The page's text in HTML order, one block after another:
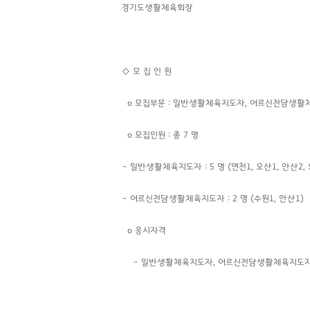
경기도생활체육회장
◇ 모 집 인 원
o 모집부문 : 일반생활체육지도자, 어르신전담생활
o 모집인원 : 총 7 명
– 일반생활체육지도자 : 5 명 (연천1, 오산1, 안산2,
– 어르신전담생활체육지도자 : 2 명 (수원1, 안산1)
o 응시자격
– 일반생활체육지도자, 어르신전담생활체육지도